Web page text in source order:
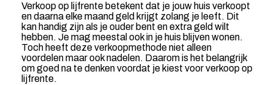
Verkoop op lijfrente betekent dat je jouw huis verkoopt
en daarna elke maand geld krijgt zolang je leeft. Dit
kan handig zijn als je ouder bent en extra geld wilt
hebben. Je mag meestal ook in je huis blijven wonen.
Toch heeft deze verkoopmethode niet alleen
voordelen maar ook nadelen. Daarom is het belangrijk
om goed na te denken voordat je kiest voor verkoop op
lijfrente.